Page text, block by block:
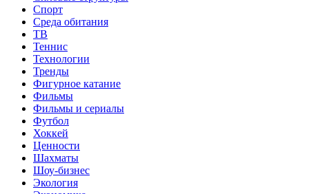
Спорт
Среда обитания
ТВ
Теннис
Технологии
Тренды
Фигурное катание
Фильмы
Фильмы и сериалы
Футбол
Хоккей
Ценности
Шахматы
Шоу-бизнес
Экология